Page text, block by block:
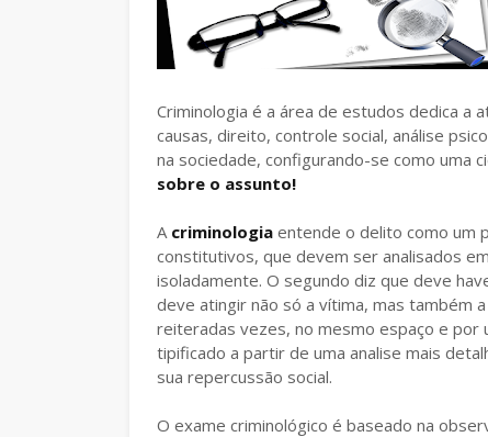
Criminologia é a área de estudos dedica a
causas, direito, controle social, análise
na sociedade, configurando-se como uma
sobre o assunto!
A criminologia entende o delito como um
constitutivos, que devem ser analisados
isoladamente. O segundo diz que deve
deve atingir não só a vítima, mas também
reiteradas vezes, no mesmo espaço e
tipificado a partir de uma analise mais
sua repercussão social.
O exame criminológico é baseado na